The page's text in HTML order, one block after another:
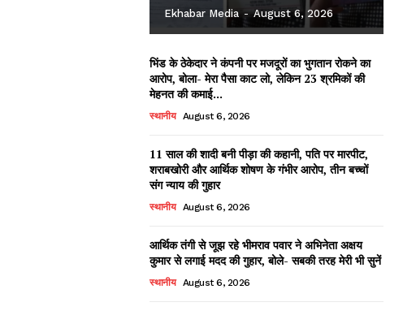
Ekhabar Media - August 6, 2026
भिंड के ठेकेदार ने कंपनी पर मजदूरों का भुगतान रोकने का
आरोप, बोला- मेरा पैसा काट लो, लेकिन 23 श्रमिकों की
मेहनत की कमाई...
स्थानीय August 6, 2026
11 साल की शादी बनी पीड़ा की कहानी, पति पर मारपीट,
शराबखोरी और आर्थिक शोषण के गंभीर आरोप, तीन बच्चों
संग न्याय की गुहार
स्थानीय August 6, 2026
आर्थिक तंगी से जूझ रहे भीमराव पवार ने अभिनेता अक्षय
कुमार से लगाई मदद की गुहार, बोले- सबकी तरह मेरी भी सुनें
स्थानीय August 6, 2026